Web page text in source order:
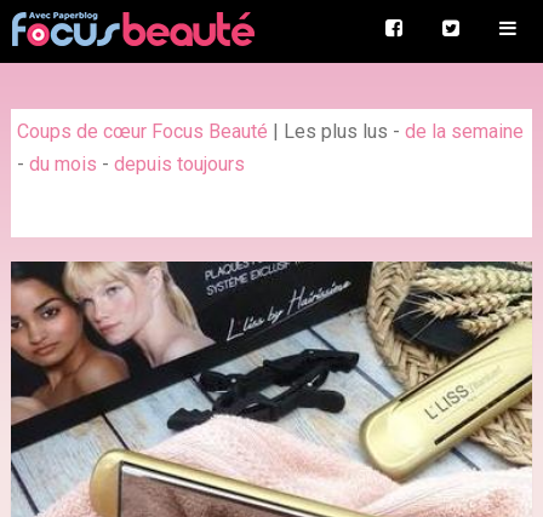
Coups de cœur Focus Beauté | Les plus lus - de la semaine
- du mois - depuis toujours